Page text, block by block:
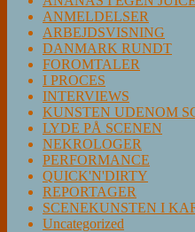
ANMELDELSER
ARBEJDSVISNING
DANMARK RUNDT
FOROMTALER
I PROCES
INTERVIEWS
KUNSTEN UDENOM
LYDE PÅ SCENEN
NEKROLOGER
PERFORMANCE
QUICK'N'DIRTY
REPORTAGER
SCENEKUNSTEN I
Uncategorized